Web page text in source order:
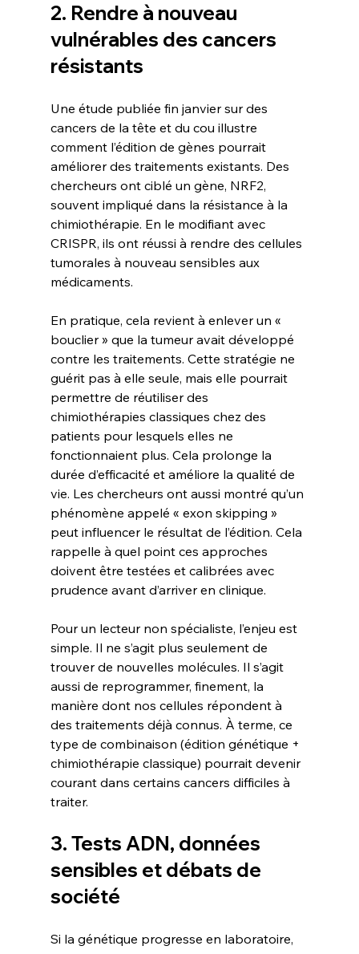
2. Rendre à nouveau
vulnérables des cancers
résistants
Une étude publiée fin janvier sur des
cancers de la tête et du cou illustre
comment l’édition de gènes pourrait
améliorer des traitements existants. Des
chercheurs ont ciblé un gène, NRF2,
souvent impliqué dans la résistance à la
chimiothérapie. En le modifiant avec
CRISPR, ils ont réussi à rendre des cellules
tumorales à nouveau sensibles aux
médicaments.
En pratique, cela revient à enlever un «
bouclier » que la tumeur avait développé
contre les traitements. Cette stratégie ne
guérit pas à elle seule, mais elle pourrait
permettre de réutiliser des
chimiothérapies classiques chez des
patients pour lesquels elles ne
fonctionnaient plus. Cela prolonge la
durée d’efficacité et améliore la qualité de
vie. Les chercheurs ont aussi montré qu’un
phénomène appelé « exon skipping »
peut influencer le résultat de l’édition. Cela
rappelle à quel point ces approches
doivent être testées et calibrées avec
prudence avant d’arriver en clinique.
Pour un lecteur non spécialiste, l’enjeu est
simple. Il ne s’agit plus seulement de
trouver de nouvelles molécules. Il s’agit
aussi de reprogrammer, finement, la
manière dont nos cellules répondent à
des traitements déjà connus. À terme, ce
type de combinaison (édition génétique +
chimiothérapie classique) pourrait devenir
courant dans certains cancers difficiles à
traiter.
3. Tests ADN, données
sensibles et débats de
société
Si la génétique progresse en laboratoire,